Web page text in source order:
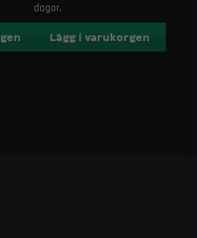
dagar.
Lägg i varukorgen